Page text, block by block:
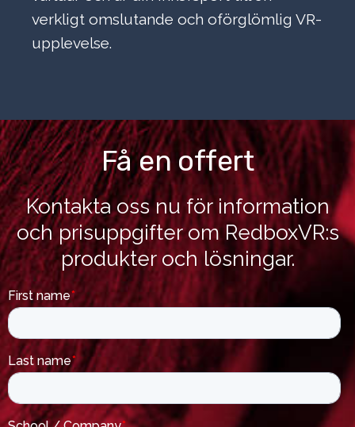
verkligt omslutande och oförglömlig VR-
upplevelse.
Få en offert
Kontakta oss nu för information
och prisuppgifter om RedboxVR:s
produkter och lösningar.